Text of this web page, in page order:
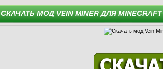
СКАЧАТЬ МОД VEIN MINER ДЛЯ MINECRAFT